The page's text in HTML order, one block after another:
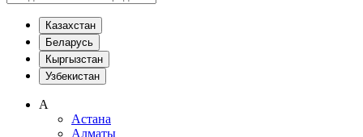
Казахстан
Беларусь
Кыргызстан
Узбекистан
А
Астана
Алматы